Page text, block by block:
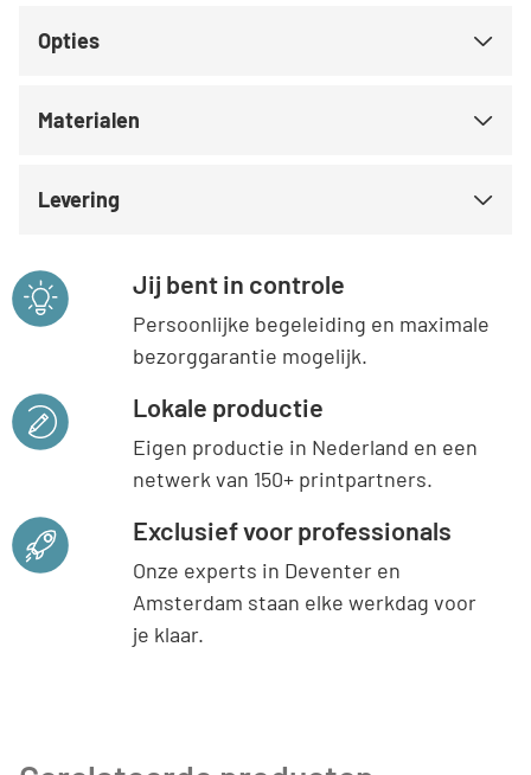
Opties
Materialen
Levering
Jij bent in controle
Persoonlijke begeleiding en maximale
bezorggarantie mogelijk.
Lokale productie
Eigen productie in Nederland en een
netwerk van 150+ printpartners.
Exclusief voor professionals
Onze experts in Deventer en
Amsterdam staan elke werkdag voor
je klaar.